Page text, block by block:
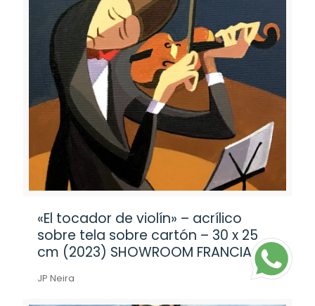
«El tocador de violín» – acrílico
sobre tela sobre cartón – 30 x 25
cm (2023) SHOWROOM FRANCIA
JP Neira